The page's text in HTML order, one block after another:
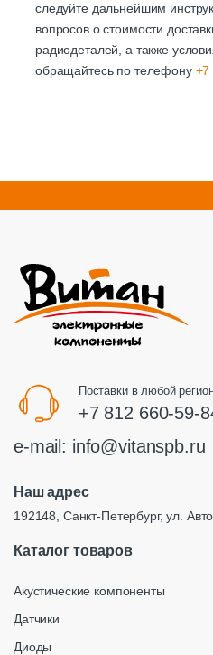
следуйте дальнейшим
вопросов о стоимости
радиодеталей, а также
обращайтесь по телефону +7
Поставки в любой
+7 812 660-59-
e-mail: info@vitanspb.ru
Наш адрес
192148, Санкт-Петербург, ул.
Каталог товаров
Акустические компоненты
Датчики
Диоды